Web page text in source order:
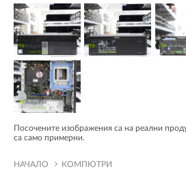
Посочените изображения са на реални
са само примерни.
НАЧАЛО КОМПЮТРИ